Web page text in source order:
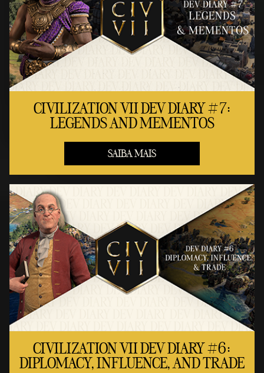
CIVILIZATION VII DEV DIARY #7:
LEGENDS AND MEMENTOS
SAIBA MAIS
CIVILIZATION VII DEV DIARY #6:
DIPLOMACY, INFLUENCE, AND TRADE